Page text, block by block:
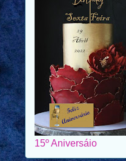
15º Aniversáio